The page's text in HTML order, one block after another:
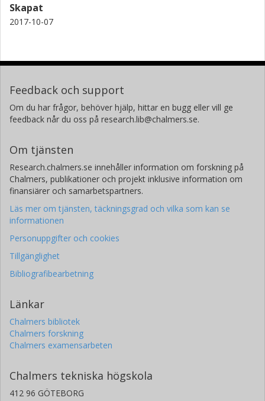
Skapat
2017-10-07
Feedback och support
Om du har frågor, behöver hjälp, hittar en bugg eller vill ge
feedback når du oss på research.lib@chalmers.se.
Om tjänsten
Research.chalmers.se innehåller information om forskning på
Chalmers, publikationer och projekt inklusive information om
finansiärer och samarbetspartners.
Läs mer om tjänsten, täckningsgrad och vilka som kan se
informationen
Personuppgifter och cookies
Tillgänglighet
Bibliografibearbetning
Länkar
Chalmers bibliotek
Chalmers forskning
Chalmers examensarbeten
Chalmers tekniska högskola
412 96 GÖTEBORG